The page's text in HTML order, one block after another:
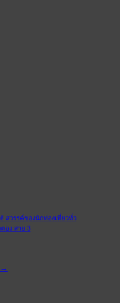
สวรรค์ของนักท่องเที่ยวทั่ว
อง สาย 3
→